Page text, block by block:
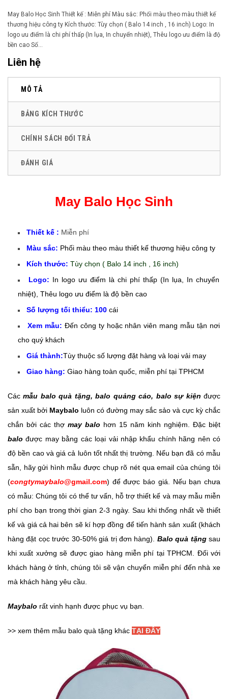
May Balo Học Sinh Thiết kế : Miễn phí Màu sắc: Phối màu theo màu thiết kế
thương hiệu công ty Kích thước: Tùy chọn ( Balo 14 inch , 16 inch) Logo: In
logo ưu điểm là chi phí thấp (In lụa, In chuyển nhiệt), Thêu logo ưu điểm là độ
bền cao Số...
Liên hệ
MÔ TẢ
BẢNG KÍCH THƯỚC
CHÍNH SÁCH ĐỔI TRẢ
ĐÁNH GIÁ
May Balo Học Sinh
Thiết kế : Miễn phí
Màu sắc: Phối màu theo màu thiết kế thương hiệu công ty
Kích thước: Tùy chọn ( Balo 14 inch , 16 inch)
Logo: In logo ưu điểm là chi phí thấp (In lụa, In chuyển
nhiệt), Thêu logo ưu điểm là độ bền cao
Số lượng tối thiểu: 100 cái
Xem mẫu: Đến công ty hoặc nhân viên mang mẫu tận nơi
cho quý khách
Giá thành:Tùy thuộc số lượng đặt hàng và loại vải may
Giao hàng: Giao hàng toàn quốc, miễn phí tại TPHCM
Cácmẫu balo quà tặng, balo quảng cáo, balo sự kiện được
sản xuất bởi Maybalo luôn có đường may sắc sảo và cực kỳ chắc
chắn bởi các thợ may balo hơn 15 năm kinh nghiệm. Đặc biệt
balo được may bằng các loại vải nhập khẩu chính hãng nên có
độ bền cao và giá cả luôn tốt nhất thị trường. Nếu bạn đã có mẫu
sẵn, hãy gửi hình mẫu được chụp rõ nét qua email của chúng tôi
(congtymaybalo@gmail.com) để được báo giá. Nếu bạn chưa
có mẫu: Chúng tôi có thể tư vấn, hỗ trợ thiết kế và may mẫu miễn
phí cho bạn trong thời gian 2-3 ngày. Sau khi thống nhất về thiết
kế và giá cả hai bên sẽ kí hợp đồng để tiến hành sản xuất (khách
hàng đặt cọc trước 30-50% giá trị đơn hàng). Balo quà tặng sau
khi xuất xưởng sẽ được giao hàng miễn phí tại TPHCM. Đối với
khách hàng ở tỉnh, chúng tôi sẽ vận chuyển miễn phí đến nhà xe
mà khách hàng yêu cầu.
Maybalo rất vinh hạnh được phục vụ bạn.
>> xem thêm mẫu balo quà tặng khác TẠI ĐÂY